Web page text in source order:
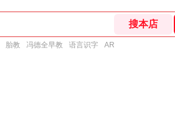
胎教 冯德全早教 语言识字 AR